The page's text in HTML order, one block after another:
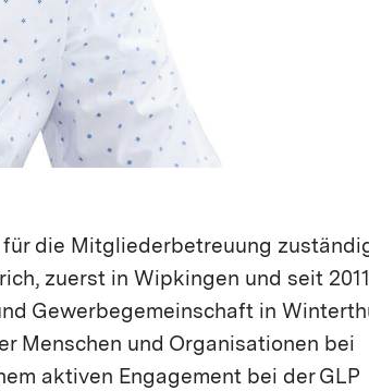
die Mitgliederbetreuung
zuerst in Wipkingen und seit 2011
Gewerbegemeinschaft in
Menschen und Organisationen bei
aktiven Engagement bei der GLP